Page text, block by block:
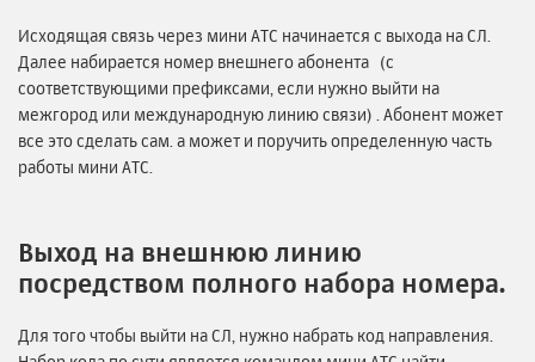
Исходящая связь через мини АТС начинается с выхода на СЛ.
Далее набирается номер внешнего абонента (с
соответствующими префиксами, если нужно выйти на
межгород или международную линию связи) . Абонент может
все это сделать сам. а может и поручить определенную часть
работы мини АТС.
Выход на внешнюю линию
посредством полного набора номера.
Для того чтобы выйти на СЛ, нужно набрать код направления.